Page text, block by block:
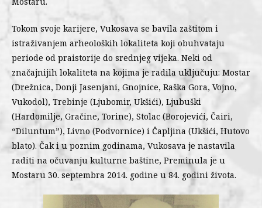
Tokom svoje karijere, Vukosava se bavila zaštitom i
istraživanjem arheoloških lokaliteta koji obuhvataju
periode od praistorije do srednjeg vijeka. Neki od
značajnijih lokaliteta na kojima je radila uključuju: Mostar
(Drežnica, Donji Jasenjani, Gnojnice, Raška Gora, Vojno,
Vukodol), Trebinje (Ljubomir, Ukšići), Ljubuški
(Hardomilje, Gračine, Torine), Stolac (Borojevići, Čairi,
“Diluntum”), Livno (Podvornice) i Čapljina (Ukšići, Hutovo
blato). Čak i u poznim godinama, Vukosava je nastavila
raditi na očuvanju kulturne baštine, Preminula je u
Mostaru 30. septembra 2014. godine u 84. godini života.